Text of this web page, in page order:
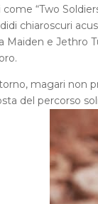
come “Two
chiaroscuri
Maiden e Jethro
magari non
del percorso